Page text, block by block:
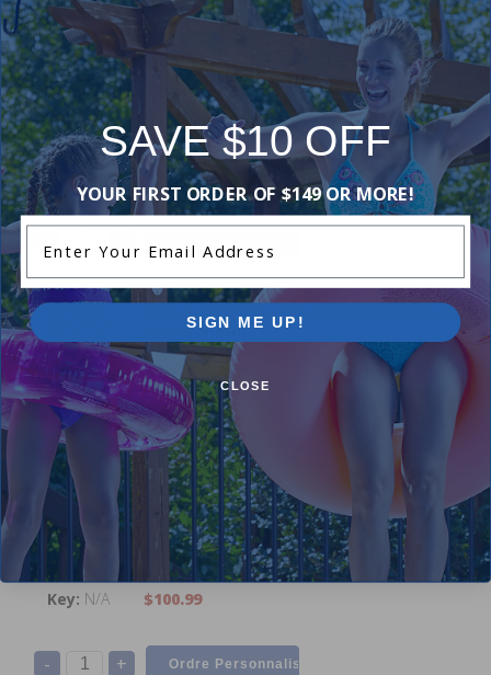
- +
Filtre à cartouche CV460 de Jandy
N/A $1,599.00
Zodiac - R0358000 - Trousse de joint torique de
remplacement
N/A $34.99
+
Jandy R0357100 – Ensemble de poignée avec
matériel (lot de 2)
N/A $100.99
- +
SAVE $10 OFF
YOUR FIRST ORDER OF $149 OR MORE!
SIGN ME UP!
CLOSE